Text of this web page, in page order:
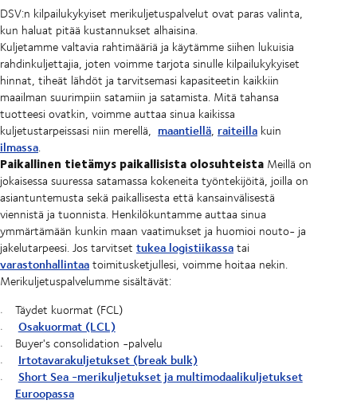
DSV:n kilpailukykyiset merikuljetuspalvelut ovat paras valinta,
kun haluat pitää kustannukset alhaisina.
Kuljetamme valtavia rahtimääriä ja käytämme siihen lukuisia
rahdinkuljettajia, joten voimme tarjota sinulle kilpailukykyiset
hinnat, tiheät lähdöt ja tarvitsemasi kapasiteetin kaikkiin
maailman suurimpiin satamiin ja satamista. Mitä tahansa
tuotteesi ovatkin, voimme auttaa sinua kaikissa
kuljetustarpeissasi niin merellä, maantiellä, raiteilla kuin
ilmassa.
Paikallinen tietämys paikallisista olosuhteista Meillä on
jokaisessa suuressa satamassa kokeneita työntekijöitä, joilla on
asiantuntemusta sekä paikallisesta että kansainvälisestä
viennistä ja tuonnista. Henkilökuntamme auttaa sinua
ymmärtämään kunkin maan vaatimukset ja huomioi nouto- ja
jakelutarpeesi. Jos tarvitset tukea logistiikassatai
varastonhallintaatoimitusketjullesi, voimme hoitaa nekin.
Merikuljetuspalvelumme sisältävät:
Täydet kuormat (FCL)
Osakuormat (LCL)
Buyer's consolidation -palvelu
Irtotavarakuljetukset (break bulk)
Short Sea -merikuljetukset ja multimodaalikuljetukset
Euroopassa